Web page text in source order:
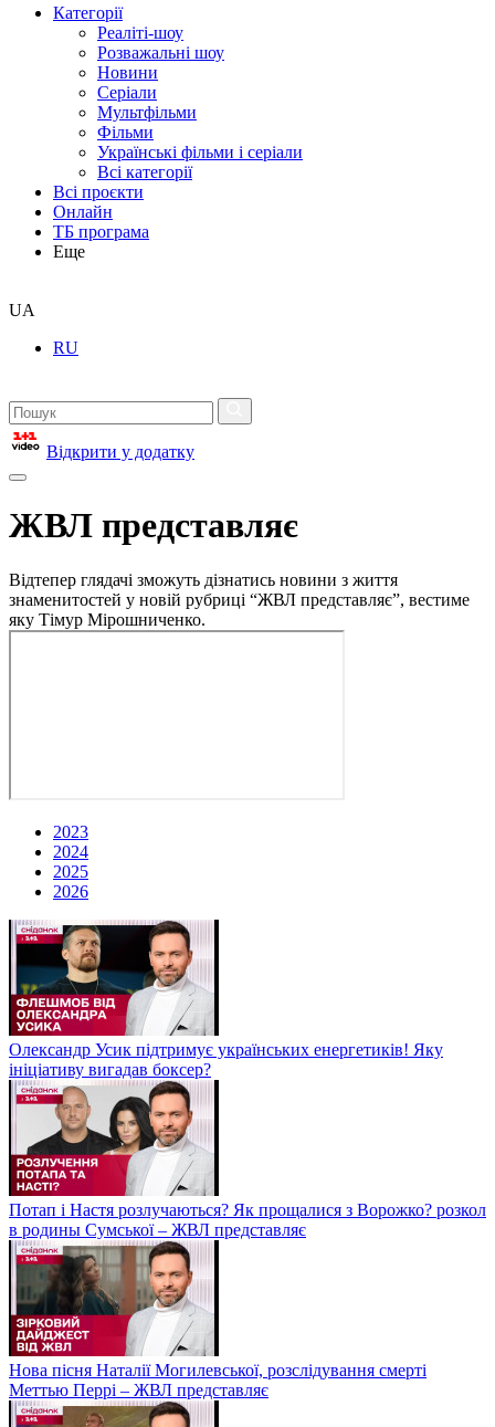
Категорії
Реаліті-шоу
Розважальні шоу
Новини
Серіали
Мультфільми
Фільми
Українські фільми і серіали
Всі категорії
Всі проєкти
Онлайн
ТБ програма
Еще
UA
RU
Відкрити у додатку
ЖВЛ представляє
Відтепер глядачі зможуть дізнатись новини з життя
знаменитостей у новій рубриці “ЖВЛ представляє”, вестиме
яку Тімур Мірошниченко.
2023
2024
2025
2026
Олександр Усик підтримує українських енергетиків! Яку
ініціативу вигадав боксер?
Потап і Настя розлучаються? Як прощалися з Ворожко? розкол
в родины Сумської – ЖВЛ представляє
Нова пісня Наталії Могилевської, розслідування смерті
Меттью Перрі – ЖВЛ представляє